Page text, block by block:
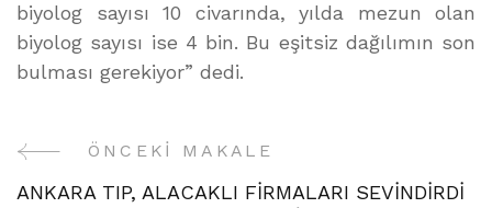
biyolog sayısı 10 civarında, yılda mezun olan
biyolog sayısı ise 4 bin. Bu eşitsiz dağılımın son
bulması gerekiyor” dedi.
YazıÖNCEKI MAKALE
ANKARA TIP, ALACAKLI FİRMALARI SEVİNDİRDİ